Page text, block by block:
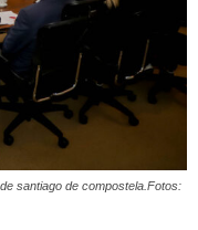
santiago de compostela.Fotos: